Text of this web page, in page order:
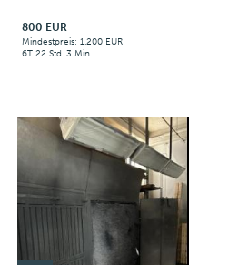
800 EUR
Mindestpreis: 1.200 EUR
6T 22 Std. 3 Min.